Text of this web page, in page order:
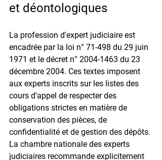
et déontologiques
La profession d'expert judiciaire est
encadrée par la loi n° 71-498 du 29 juin
1971 et le décret n° 2004-1463 du 23
décembre 2004. Ces textes imposent
aux experts inscrits sur les listes des
cours d'appel de respecter des
obligations strictes en matière de
conservation des pièces, de
confidentialité et de gestion des dépôts.
La chambre nationale des experts
judiciaires recommande explicitement